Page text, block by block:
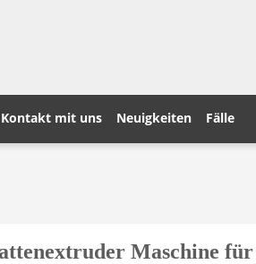
Kontakt mit uns Neuigkeiten Fälle
Maschine